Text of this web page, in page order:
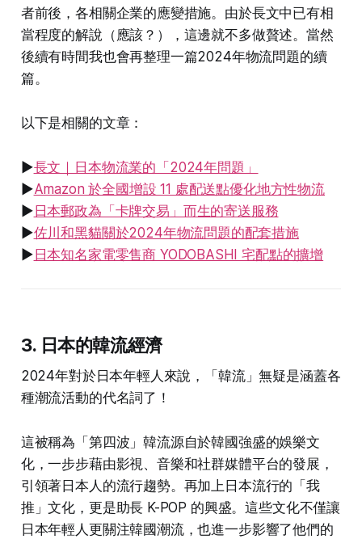
者前後，各相關企業的應變措施。由於長文中已有相
當程度的解說（應該？），這邊就不多做贅述。當然
後續有時間我也會再整理一篇2024年物流問題的續
篇。
以下是相關的文章：
▶長文｜日本物流業的「2024年問題」
▶Amazon 於全國增設 11 處配送點優化地方性物流
▶ 日本郵政為「卡牌交易」而生的寄送服務
▶佐川和黑貓關於2024年物流問題的配套措施
▶ 日本知名家電零售商 YODOBASHI 宅配點的擴增
3. 日本的韓流經濟
2024年對於日本年輕人來說，「韓流」無疑是涵蓋各
種潮流活動的代名詞了！
這被稱為「第四波」韓流源自於韓國強盛的娛樂文
化，一步步藉由影視、音樂和社群媒體平台的發展，
引領著日本人的流行趨勢。再加上日本流行的「我
推」文化，更是助長 K-POP 的興盛。這些文化不僅讓
日本年輕人更關注韓國潮流，也進一步影響了他們的